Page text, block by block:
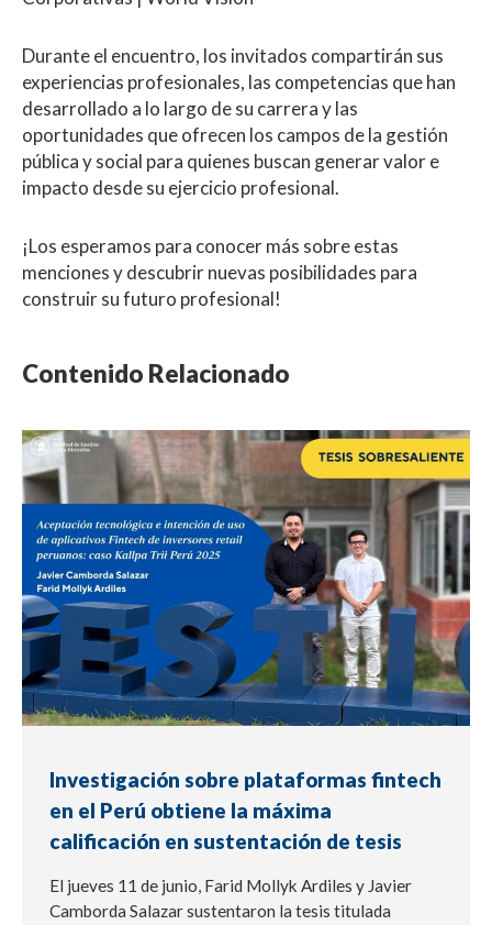
Durante el encuentro, los invitados compartirán sus
experiencias profesionales, las competencias que han
desarrollado a lo largo de su carrera y las
oportunidades que ofrecen los campos de la gestión
pública y social para quienes buscan generar valor e
impacto desde su ejercicio profesional.
¡Los esperamos para conocer más sobre estas
menciones y descubrir nuevas posibilidades para
construir su futuro profesional!
Contenido Relacionado
Investigación sobre plataformas fintech
en el Perú obtiene la máxima
calificación en sustentación de tesis
El jueves 11 de junio, Farid Mollyk Ardiles y Javier
Camborda Salazar sustentaron la tesis titulada